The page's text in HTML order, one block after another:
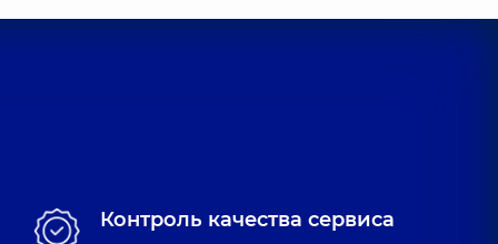
детский,
Контроль качества сервиса